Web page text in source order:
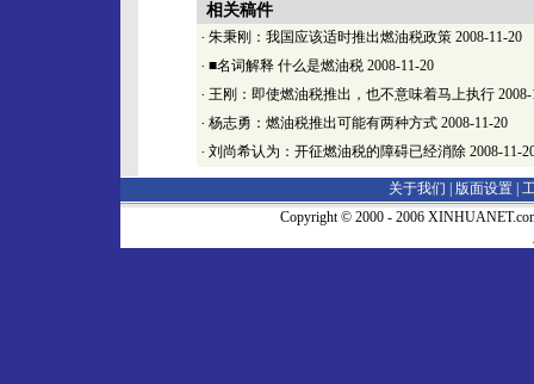
相关稿件
· 朱秉刚：我国应该适时推出燃油税政策 2008-11-20
· ■名词解释 什么是燃油税 2008-11-20
· 王刚：即使燃油税推出，也不意味着马上执行
· 杨志勇：燃油税推出可能有两种方式 2008-11-20
· 刘尚希认为：开征燃油税的障碍已经消除 2008-11-
关于我们 | 版面设置
Copyright © 2000 - 2006